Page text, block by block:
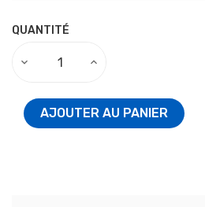
QUANTITÉ
AJOUTER AU PANIER